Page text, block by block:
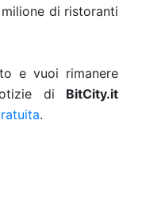
di ristoranti
e vuoi rimanere
di BitCity.it
.